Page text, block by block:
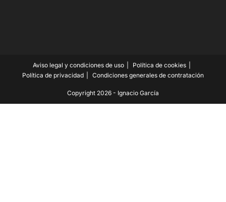
Aviso legal y condiciones de uso
Política de cookies
Política de privacidad
Condiciones generales de contratación
Copyright 2026 - Ignacio García